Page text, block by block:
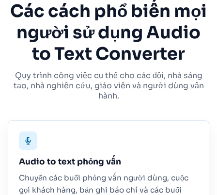
Các cách phổ biến mọi
người sử dụng Audio
to Text Converter
Quy trình công việc cụ thể cho các đội, nhà sáng
tạo, nhà nghiên cứu, giáo viên và người dùng vận
hành.
Audio to text phỏng vấn
Chuyển các buổi phỏng vấn người dùng, cuộc
gọi khách hàng, bản ghi báo chí và các buổi